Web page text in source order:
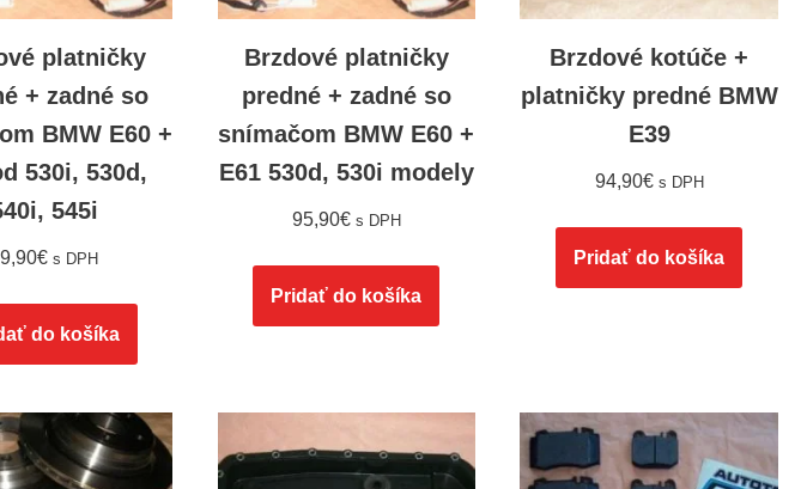
platničky
+ zadné so
BMW E60 +
530i, 530d,
545i
€ s DPH
do košíka
Brzdové platničky
predné + zadné so
snímačom BMW E60 +
E61 530d, 530i modely
95,90€ s DPH
Pridať do košíka
Brzdové kotúče +
platničky predné BMW
E39
94,90€ s DPH
Pridať do košíka